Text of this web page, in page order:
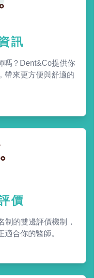
訊
嗎？Dent&Co提供你
帶來更方便與舒適的
價
制的雙邊評價機制，
適合你的醫師。